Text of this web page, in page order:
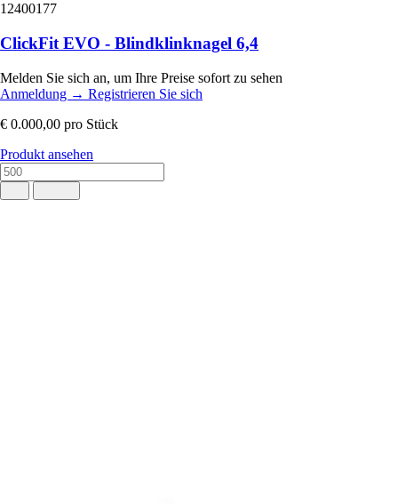
12400177
ClickFit EVO - Blindklinknagel 6,4
Melden Sie sich an, um Ihre Preise sofort zu sehen
Anmeldung → Registrieren Sie sich
€ 0.000,00 pro Stück
Produkt ansehen